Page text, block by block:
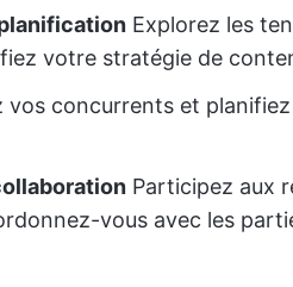
Explorez les
votre stratégie de
vos concurrents et
Participez aux
vous avec les